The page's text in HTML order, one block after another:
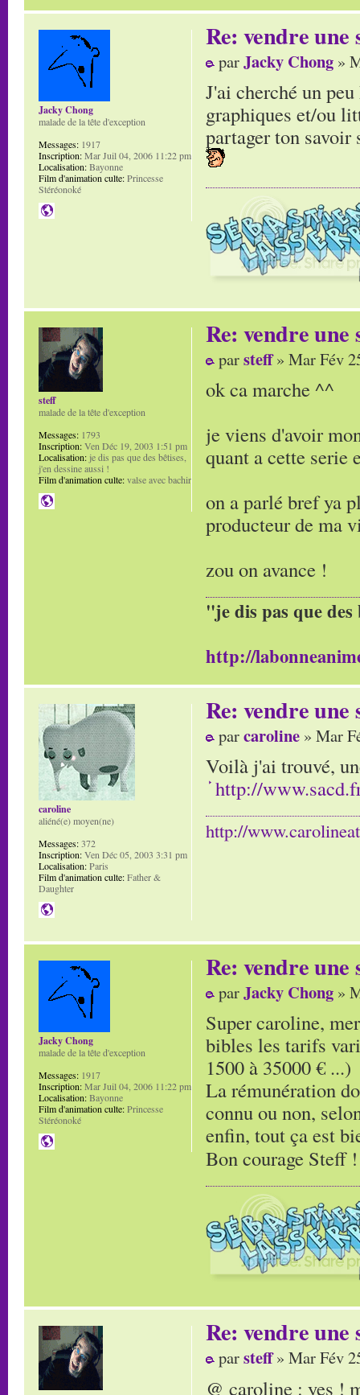
Re: vendre une
parJacky Chong »
J'ai cherché un
graphiques et/ou
partager ton savoir
Jacky Chong
malade de la tête d'exception
Messages: 1917
Inscription:Mar Juil 04, 2006 11:22 pm
Localisation:Bayonne
Film d'animation culte:Princesse
Stéréonoké
Re: vendre une
parsteff» Mar Fév
ok ca marche ^^
je viens d'avoir
quant a cette serie
on a parlé bref ya
producteur de ma
zou on avance !
"je dis pas que
http://
steff
malade de la tête d'exception
Messages: 1793
Inscription:Ven Déc 19, 2003 1:51 pm
Localisation: je dis pas que des bêtises,
j'en dessine aussi !
Film d'animation culte:valse avec bachir
Re: vendre une
parcaroline » Mar
Voilà j'ai trouvé,
http://
http://
caroline
aliéné(e) moyen(ne)
Messages:372
Inscription:Ven Déc 05, 2003 3:31 pm
Localisation:Paris
Film d'animation culte:Father &
Daughter
Re: vendre une
parJacky Chong »
Super caroline,
bibles les tarifs
1500 à 35000 € ...)
La rémunération
connu ou non,
enfin, tout ça est
Bon courage Steff
Jacky Chong
malade de la tête d'exception
Messages: 1917
Inscription:Mar Juil 04, 2006 11:22 pm
Localisation:Bayonne
Film d'animation culte:Princesse
Stéréonoké
Re: vendre une
parsteff» Mar Fév
@ caroline : yes !